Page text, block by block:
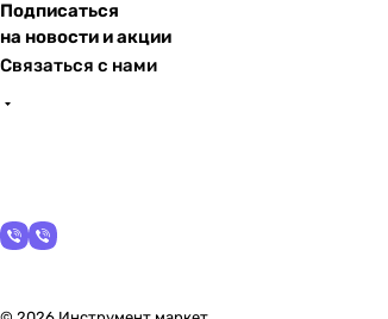
Подписаться
на новости и акции
Связаться с нами